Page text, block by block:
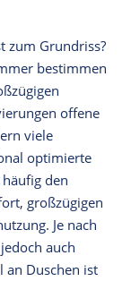
zum Grundriss?
bestimmen
offene
viele
optimierte
den
großzügigen
Je nach
auch
an Duschen ist